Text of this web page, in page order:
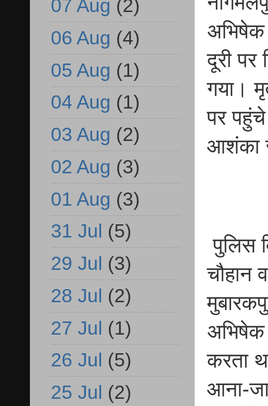
अभिषेक
दूरी पर
गया।
पर
आशंका
पुलिस
चौहान
अभिषेक
करता
आना-
07 Aug (2)
06 Aug (4)
05 Aug (1)
04 Aug (1)
03 Aug (2)
02 Aug (3)
01 Aug (3)
31 Jul (5)
29 Jul (3)
28 Jul (2)
27 Jul (1)
26 Jul (5)
25 Jul (2)